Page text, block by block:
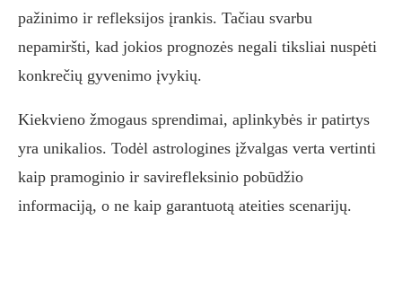
pažinimo ir refleksijos įrankis. Tačiau svarbu
nepamiršti, kad jokios prognozės negali tiksliai nuspėti
konkrečių gyvenimo įvykių.
Kiekvieno žmogaus sprendimai, aplinkybės ir patirtys
yra unikalios. Todėl astrologines įžvalgas verta vertinti
kaip pramoginio ir savirefleksinio pobūdžio
informaciją, o ne kaip garantuotą ateities scenarijų.